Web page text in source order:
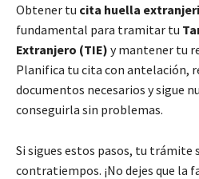
Obtener tu cita huella
fundamental para tramitar tu
Extranjero (TIE) y mantener tu
Planifica tu cita con antelación,
documentos necesarios y sigue
conseguirla sin problemas.
Si sigues estos pasos, tu trámite
contratiempos. ¡No dejes que la